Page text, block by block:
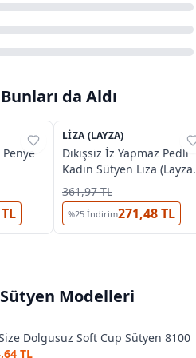
da Aldı
%54
LIZA (LAYZA)
Dikişsiz İz Yapmaz Pedli
Kadın Sütyen Liza (Layza)
18001
361,97 TL
%25 İndirim271,48 TL
Sütyen Modelleri
Dolgusuz Soft Cup Sütyen 8100
TL